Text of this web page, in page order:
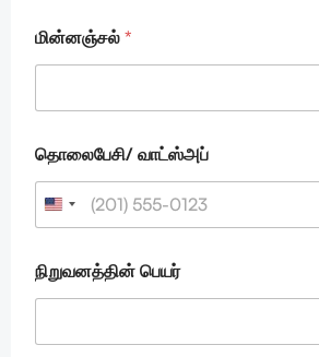
ர்
*
மின்னஞ்சல் *
தொலைபேசி/ வாட்ஸ்அப்
நிறுவனத்தின் பெயர்